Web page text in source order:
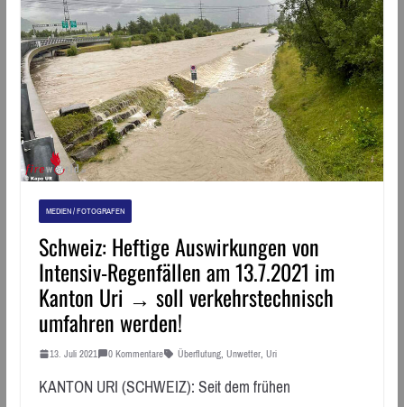
MEDIEN / FOTOGRAFEN
Schweiz: Heftige Auswirkungen von
Intensiv-Regenfällen am 13.7.2021 im
Kanton Uri → soll verkehrstechnisch
umfahren werden!
13. Juli 2021 0 Kommentare Überflutung, Unwetter, Uri
KANTON URI (SCHWEIZ): Seit dem frühen